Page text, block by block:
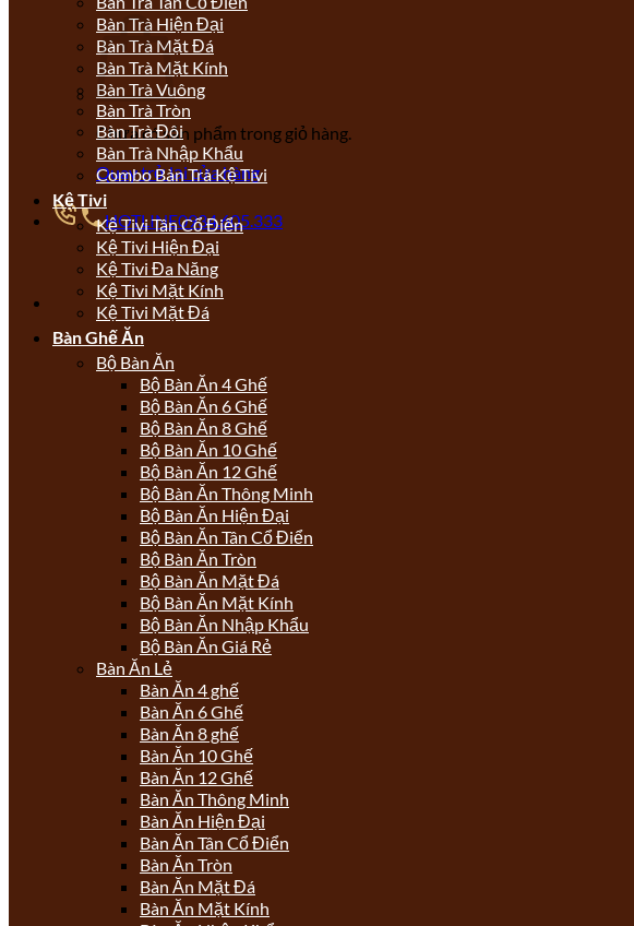
Chưa có sản phẩm trong giỏ hàng.
Quay trở lại cửa hàng
HOTLINE0934.605.333
Bàn Trà Hiện Đại
Bàn Trà Mặt Đá
Bàn Trà Mặt Kính
Bàn Trà Vuông
Bàn Trà Tròn
Bàn Trà Đôi
Bàn Trà Nhập Khẩu
Combo Bàn Trà Kệ Tivi
Kệ Tivi
Kệ Tivi Tân Cổ Điển
Kệ Tivi Hiện Đại
Kệ Tivi Đa Năng
Kệ Tivi Mặt Kính
Kệ Tivi Mặt Đá
Bàn Ghế Ăn
Bộ Bàn Ăn
Bộ Bàn Ăn 4 Ghế
Bộ Bàn Ăn 6 Ghế
Bộ Bàn Ăn 8 Ghế
Bộ Bàn Ăn 10 Ghế
Bộ Bàn Ăn 12 Ghế
Bộ Bàn Ăn Thông Minh
Bộ Bàn Ăn Hiện Đại
Bộ Bàn Ăn Tân Cổ Điển
Bộ Bàn Ăn Tròn
Bộ Bàn Ăn Mặt Đá
Bộ Bàn Ăn Mặt Kính
Bộ Bàn Ăn Nhập Khẩu
Bộ Bàn Ăn Giá Rẻ
Bàn Ăn Lẻ
Bàn Ăn 4 ghế
Bàn Ăn 6 Ghế
Bàn Ăn 8 ghế
Bàn Ăn 10 Ghế
Bàn Ăn 12 Ghế
Bàn Ăn Thông Minh
Bàn Ăn Hiện Đại
Bàn Ăn Tân Cổ Điển
Bàn Ăn Tròn
Bàn Ăn Mặt Đá
Bàn Ăn Mặt Kính